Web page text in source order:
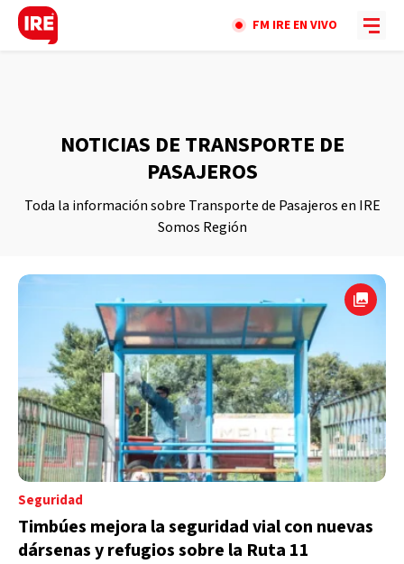
FM IRE EN VIVO
NOTICIAS DE TRANSPORTE DE
PASAJEROS
Toda la información sobre Transporte de Pasajeros en IRE
Somos Región
Seguridad
Timbúes mejora la seguridad vial con nuevas
dársenas y refugios sobre la Ruta 11